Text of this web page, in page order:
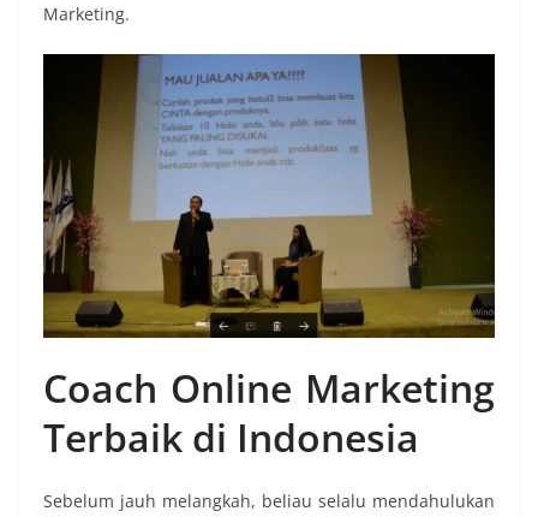
Marketing.
Coach Online Marketing
Terbaik di Indonesia
Sebelum jauh melangkah, beliau selalu mendahulukan